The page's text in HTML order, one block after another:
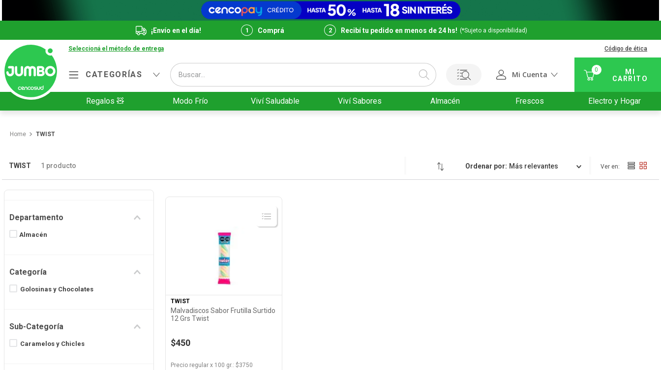
¡Envío en el día! Comprá Recibí tu pedido en menos de 24 hs! (*Sujeto a disponibilidad)
Seleccioná el método de entrega Código de ética
CATEGORÍAS
Buscar...
Mi Cuenta
0
Regalos 🧸 Modo Frío Viví Saludable Viví Sabores Almacén Frescos Electro y Hogar
TWIST
TWIST 1 producto Ordenar por Relevancia
Departamento
Almacén
Categoría
Golosinas y Chocolates
Sub-Categoría
Caramelos y Chicles
Ver Producto
TWIST
Malvadiscos Sabor Frutilla Surtido
12 Grs Twist
$450
Precio regular x 100 gr.: $3750
Términos más buscados
7.
10.